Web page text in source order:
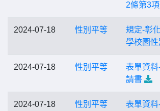
2條第3
2024-07-18 性別平等
規定-彰
學校園
2024-07-18 性別平等
表單資
請書
2024-07-18 性別平等
表單資